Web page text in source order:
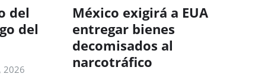
del
del
2026
México exigirá a EUA
entregar bienes
decomisados al
narcotráfico